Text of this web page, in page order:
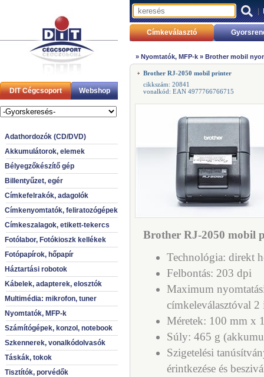
DIT Cégcsoport Webshop
Adathordozók (CD/DVD)
Akkumulátorok, elemek
Bélyegzőkészítő gép
Billentyűzet, egér
Címkefelrakók, adagolók
Címkenyomtatók, feliratozógépek
Címkeszalagok, etikett-tekercs
Fotólabor, Fotókioszk kellékek
Fotópapírok, hőpapír
Háztartási robotok
Kábelek, adapterek, elosztók
Multimédia: mikrofon, tuner
Nyomtatók, MFP-k
Számítógépek, konzol, notebook
Szkennerek, vonalkódolvasók
Táskák, tokok
Tisztítók, porvédők
|
Címkeválasztó
» Nyomtatók, MFP-k » Brother mobil
Brother RJ-2050 mobil printer
cikkszám: 20841
vonalkód: EAN 4977766766715
Brother RJ-2050 mobil
Technológia: direkt
Felbontás: 203 dpi
Maximum
címkeleválasztóval
Méretek: 100 mm x
Súly: 465 g
Szigetelési
érintkezése és